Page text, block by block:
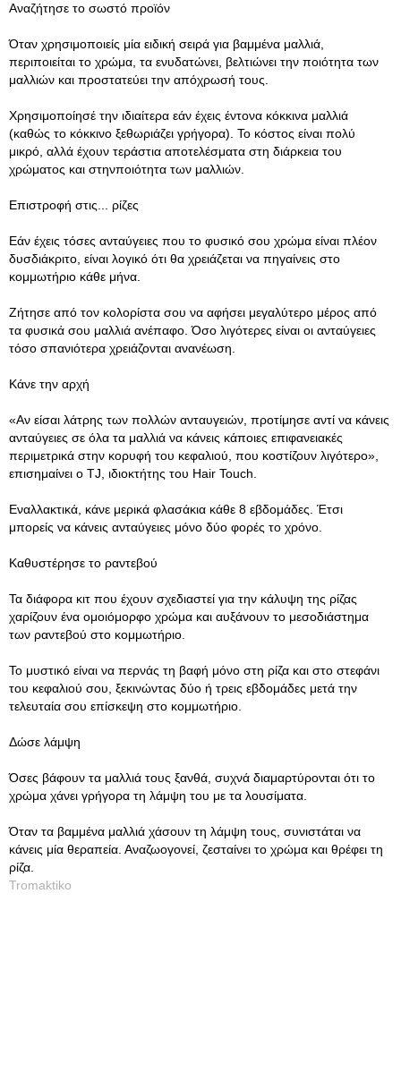
Αναζήτησε το σωστό προϊόν
Όταν χρησιμοποιείς μία ειδική σειρά για βαμμένα μαλλιά,
περιποιείται το χρώμα, τα ενυδατώνει, βελτιώνει την ποιότητα των
μαλλιών και προστατεύει την απόχρωσή τους.
Χρησιμοποίησέ την ιδιαίτερα εάν έχεις έντονα κόκκινα μαλλιά
(καθώς το κόκκινο ξεθωριάζει γρήγορα). Το κόστος είναι πολύ
μικρό, αλλά έχουν τεράστια αποτελέσματα στη διάρκεια του
χρώματος και στηνποιότητα των μαλλιών.
Επιστροφή στις... ρίζες
Εάν έχεις τόσες ανταύγειες που το φυσικό σου χρώμα είναι πλέον
δυσδιάκριτο, είναι λογικό ότι θα χρειάζεται να πηγαίνεις στο
κομμωτήριο κάθε μήνα.
Ζήτησε από τον κολορίστα σου να αφήσει μεγαλύτερο μέρος από
τα φυσικά σου μαλλιά ανέπαφο. Όσο λιγότερες είναι οι ανταύγειες
τόσο σπανιότερα χρειάζονται ανανέωση.
Κάνε την αρχή
«Αν είσαι λάτρης των πολλών ανταυγειών, προτίμησε αντί να κάνεις
ανταύγειες σε όλα τα μαλλιά να κάνεις κάποιες επιφανειακές
περιμετρικά στην κορυφή του κεφαλιού, που κοστίζουν λιγότερο»,
επισημαίνει o TJ, ιδιοκτήτης του Hair Touch.
Εναλλακτικά, κάνε μερικά φλασάκια κάθε 8 εβδομάδες. Έτσι
μπορείς να κάνεις ανταύγειες μόνο δύο φορές το χρόνο.
Καθυστέρησε το ραντεβού
Τα διάφορα κιτ που έχουν σχεδιαστεί για την κάλυψη της ρίζας
χαρίζουν ένα ομοιόμορφο χρώμα και αυξάνουν το μεσοδιάστημα
των ραντεβού στο κομμωτήριο.
Το μυστικό είναι να περνάς τη βαφή μόνο στη ρίζα και στο στεφάνι
του κεφαλιού σου, ξεκινώντας δύο ή τρεις εβδομάδες μετά την
τελευταία σου επίσκεψη στο κομμωτήριο.
Δώσε λάμψη
Όσες βάφουν τα μαλλιά τους ξανθά, συχνά διαμαρτύρονται ότι το
χρώμα χάνει γρήγορα τη λάμψη του με τα λουσίματα.
Όταν τα βαμμένα μαλλιά χάσουν τη λάμψη τους, συνιστάται να
κάνεις μία θεραπεία. Αναζωογονεί, ζεσταίνει το χρώμα και θρέφει τη
ρίζα.
Tromaktiko